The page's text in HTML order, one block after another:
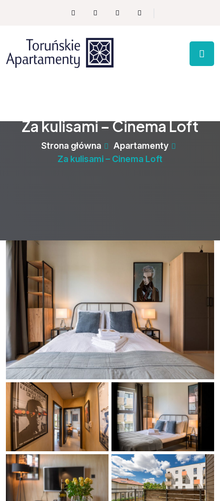
Za kulisami – Cinema Loft
Strona główna
Apartamenty
Za kulisami – Cinema Loft